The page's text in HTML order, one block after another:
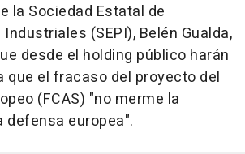
la Sociedad Estatal de
(SEPI), Belén Gualda,
desde el holding público harán
que el fracaso del proyecto del
(FCAS) "no merme la
defensa europea".